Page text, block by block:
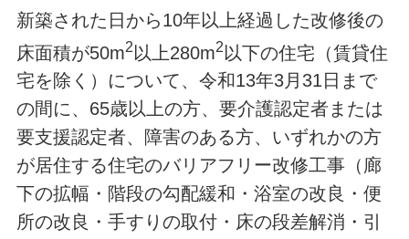
新築された日から10年以上経過した改修後の
床面積が50m2以上280m2以下の住宅（賃貸住
宅を除く）について、令和13年3月31日まで
の間に、65歳以上の方、要介護認定者または
要支援認定者、障害のある方、いずれかの方
が居住する住宅のバリアフリー改修工事（廊
下の拡幅・階段の勾配緩和・浴室の改良・便
所の改良・手すりの取付・床の段差解消・引